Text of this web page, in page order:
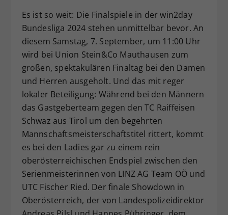
Es ist so weit: Die Finalspiele in der win2day
Bundesliga 2024 stehen unmittelbar bevor. An
diesem Samstag, 7. September, um 11:00 Uhr
wird bei Union Stein&Co Mauthausen zum
großen, spektakulären Finaltag bei den Damen
und Herren ausgeholt. Und das mit reger
lokaler Beteiligung: Während bei den Männern
das Gastgeberteam gegen den TC Raiffeisen
Schwaz aus Tirol um den begehrten
Mannschaftsmeisterschaftstitel rittert, kommt
es bei den Ladies gar zu einem rein
oberösterreichischen Endspiel zwischen den
Serienmeisterinnen von LINZ AG Team OÖ und
UTC Fischer Ried. Der finale Showdown in
Oberösterreich, der von Landespolizeidirektor
Zweck
Dieser Wert speichert Ihre Consent-
Einstellungen. Unter anderem eine
historische Speicherung Ihrer
vorgenommen Einstellungen, falls der
Webseiten-Betreiber dies eingestellt
hat.